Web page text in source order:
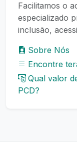
Facilitamos o
especializado
inclusão,
Sobre Nós
Encontre
Qual valor
PCD?